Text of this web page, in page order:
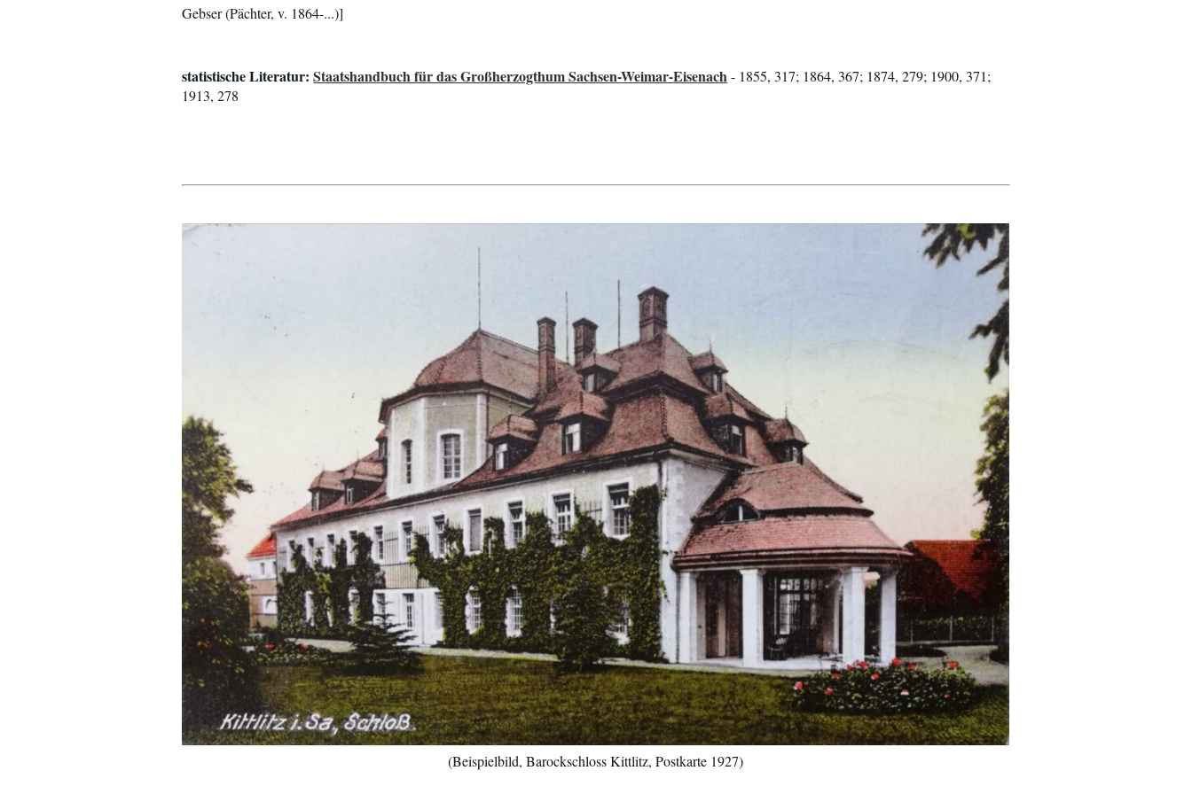
Gebser (Pächter, v. 1864-...)]
statistische Literatur:Staatshandbuch für das Großherzogthum Sachsen-Weimar-Eisenach - 1855, 317; 1864, 367; 1874, 279; 1900, 371;
1913, 278
(Beispielbild, Barockschloss Kittlitz, Postkarte 1927)